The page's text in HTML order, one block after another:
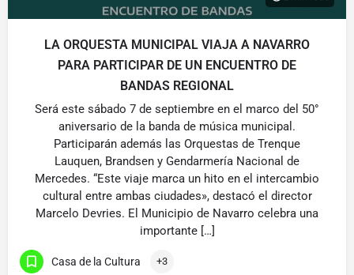
LA ORQUESTA MUNICIPAL VIAJA A NAVARRO
PARA PARTICIPAR DE UN ENCUENTRO DE
BANDAS REGIONAL
Será este sábado 7 de septiembre en el marco del 50°
aniversario de la banda de música municipal.
Participarán además las Orquestas de Trenque
Lauquen, Brandsen y Gendarmería Nacional de
Mercedes. “Este viaje marca un hito en el intercambio
cultural entre ambas ciudades», destacó el director
Marcelo Devries. El Municipio de Navarro celebra una
importante […]
Casa de la Cultura +3